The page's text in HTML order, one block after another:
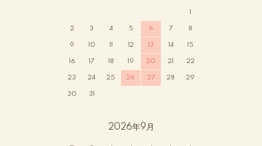
1
2 3 4 5 6 7 8
9 10 11 12 13 14 15
16 17 18 19 20 21 22
23 24 25 26 27 28 29
30 31
2026年9月